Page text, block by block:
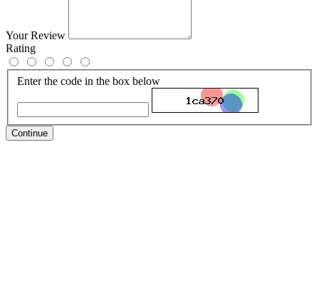
Your Review
Rating
Enter the code in the box below
Continue